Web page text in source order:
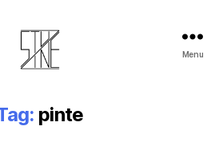
Menu
pinte